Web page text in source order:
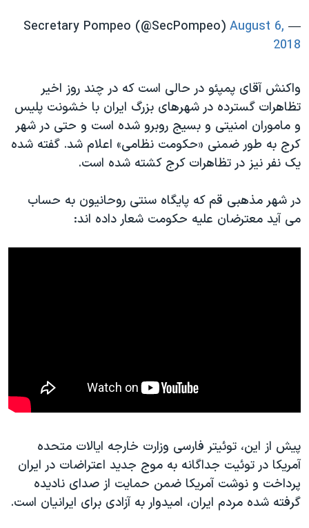
— Secretary Pompeo (@SecPompeo)
August 6,
2018
واکنش آقای پمپئو در حالی است که در چند روز اخیر
تظاهرات گسترده در شهرهای بزرگ ایران با خشونت پلیس
و ماموران امنیتی و بسیج روبرو شده است و حتی در شهر
کرج به طور ضمنی «حکومت نظامی» اعلام شد. گفته شده
یک نفر نیز در تظاهرات کرج کشته شده است.
در شهر مذهبی قم که پایگاه سنتی روحانیون به حساب
می آید معترضان علیه حکومت شعار داده اند:
پیش از این، توئیتر فارسی وزارت خارجه ایالات متحده
آمریکا در توئیت جداگانه به موج جدید اعتراضات در ایران
پرداخت و نوشت آمریکا ضمن حمایت از صدای نادیده
گرفته شده مردم ایران، امیدوار به آزادی برای ایرانیان است.